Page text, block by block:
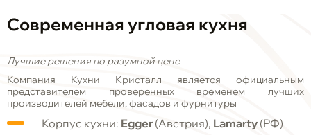
Современная угловая кухня
Лучшие решения по разумной цене
Компания Кухни Кристалл является официальным
представителем проверенных временем лучших
производителей мебели, фасадов и фурнитуры
Корпус кухни: Egger (Австрия), Lamarty (РФ)